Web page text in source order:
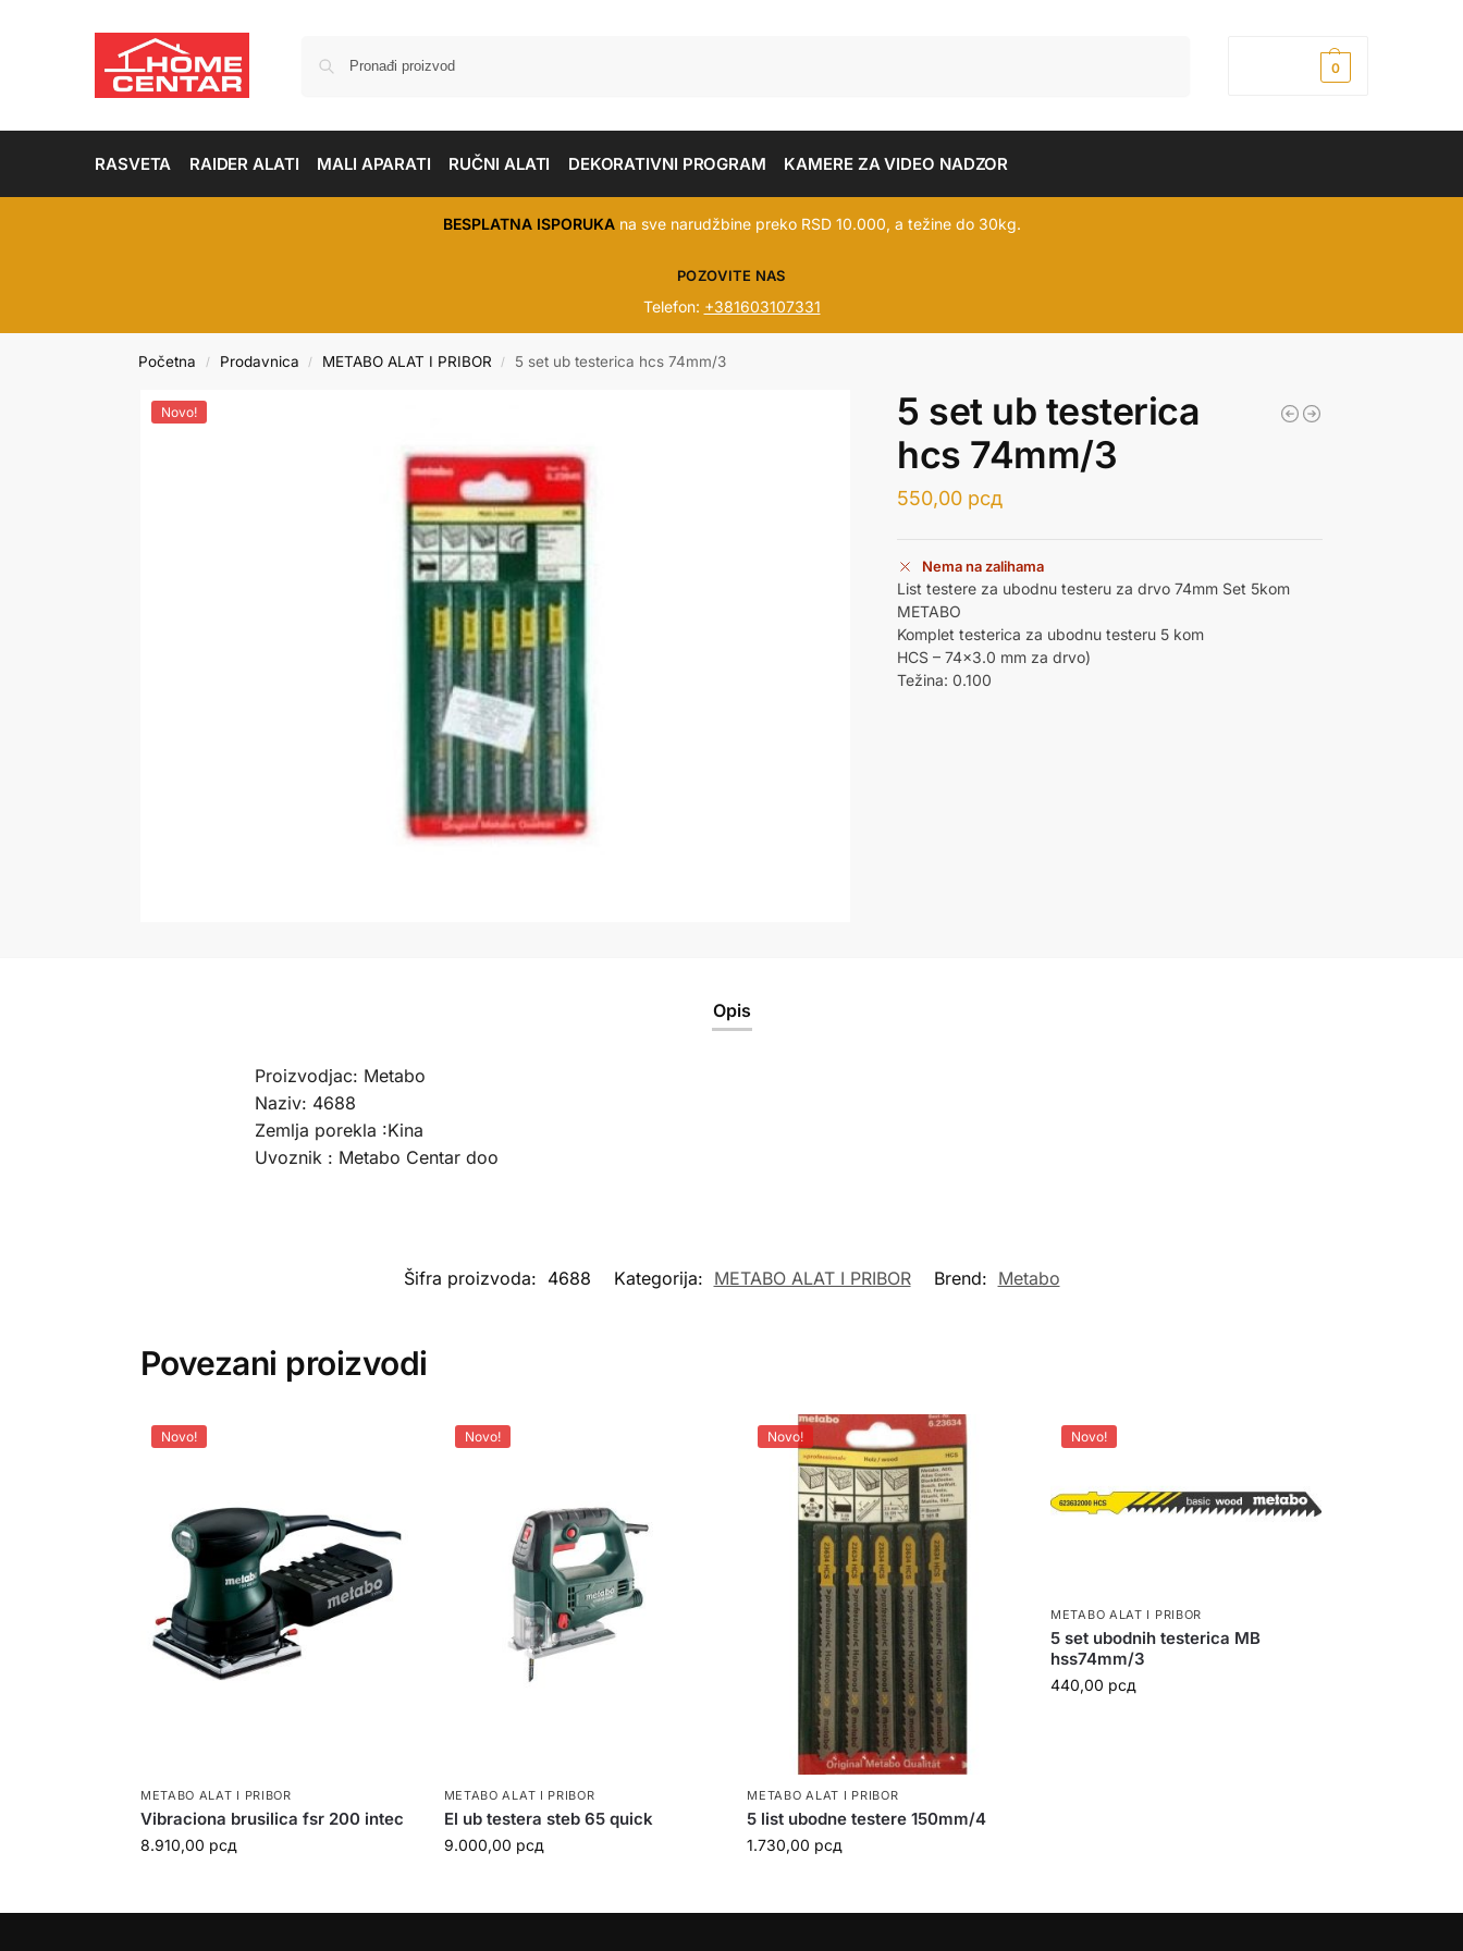
0
RASVETA RAIDER ALATI MALI APARATI RUČNI ALATI DEKORATIVNI PROGRAM KAMERE ZA VIDEO NADZOR
BESPLATNA ISPORUKAna sve narudžbine preko RSD 10.000, a težine do 30kg.
POZOVITE NAS
Telefon: +381603107331
Početna / Prodavnica / METABO ALAT I PRIBOR / 5 set ub testerica hcs 74mm/3
Novo!
5 set ub testerica
hcs 74mm/3
550,00 рсд
Nema na zalihama
List testere za ubodnu testeru za drvo 74mm Set 5kom
METABO
Komplet testerica za ubodnu testeru 5 kom
HCS – 74×3.0 mm za drvo)
Težina: 0.100
Opis
Proizvodjac: Metabo
Naziv: 4688
Zemlja porekla :Kina
Uvoznik : Metabo Centar doo
Šifra proizvoda: 4688 Kategorija: METABO ALAT I PRIBOR Brend: Metabo
Povezani proizvodi
Novo!
METABO ALAT I PRIBOR
Vibraciona brusilica fsr 200 intec
8.910,00 рсд
Novo!
METABO ALAT I PRIBOR
El ub testera steb 65 quick
9.000,00 рсд
Novo!
METABO ALAT I PRIBOR
5 list ubodne testere 150mm/4
1.730,00 рсд
Novo!
METABO ALAT I PRIBOR
5 set ubodnih testerica MB
hss74mm/3
440,00 рсд